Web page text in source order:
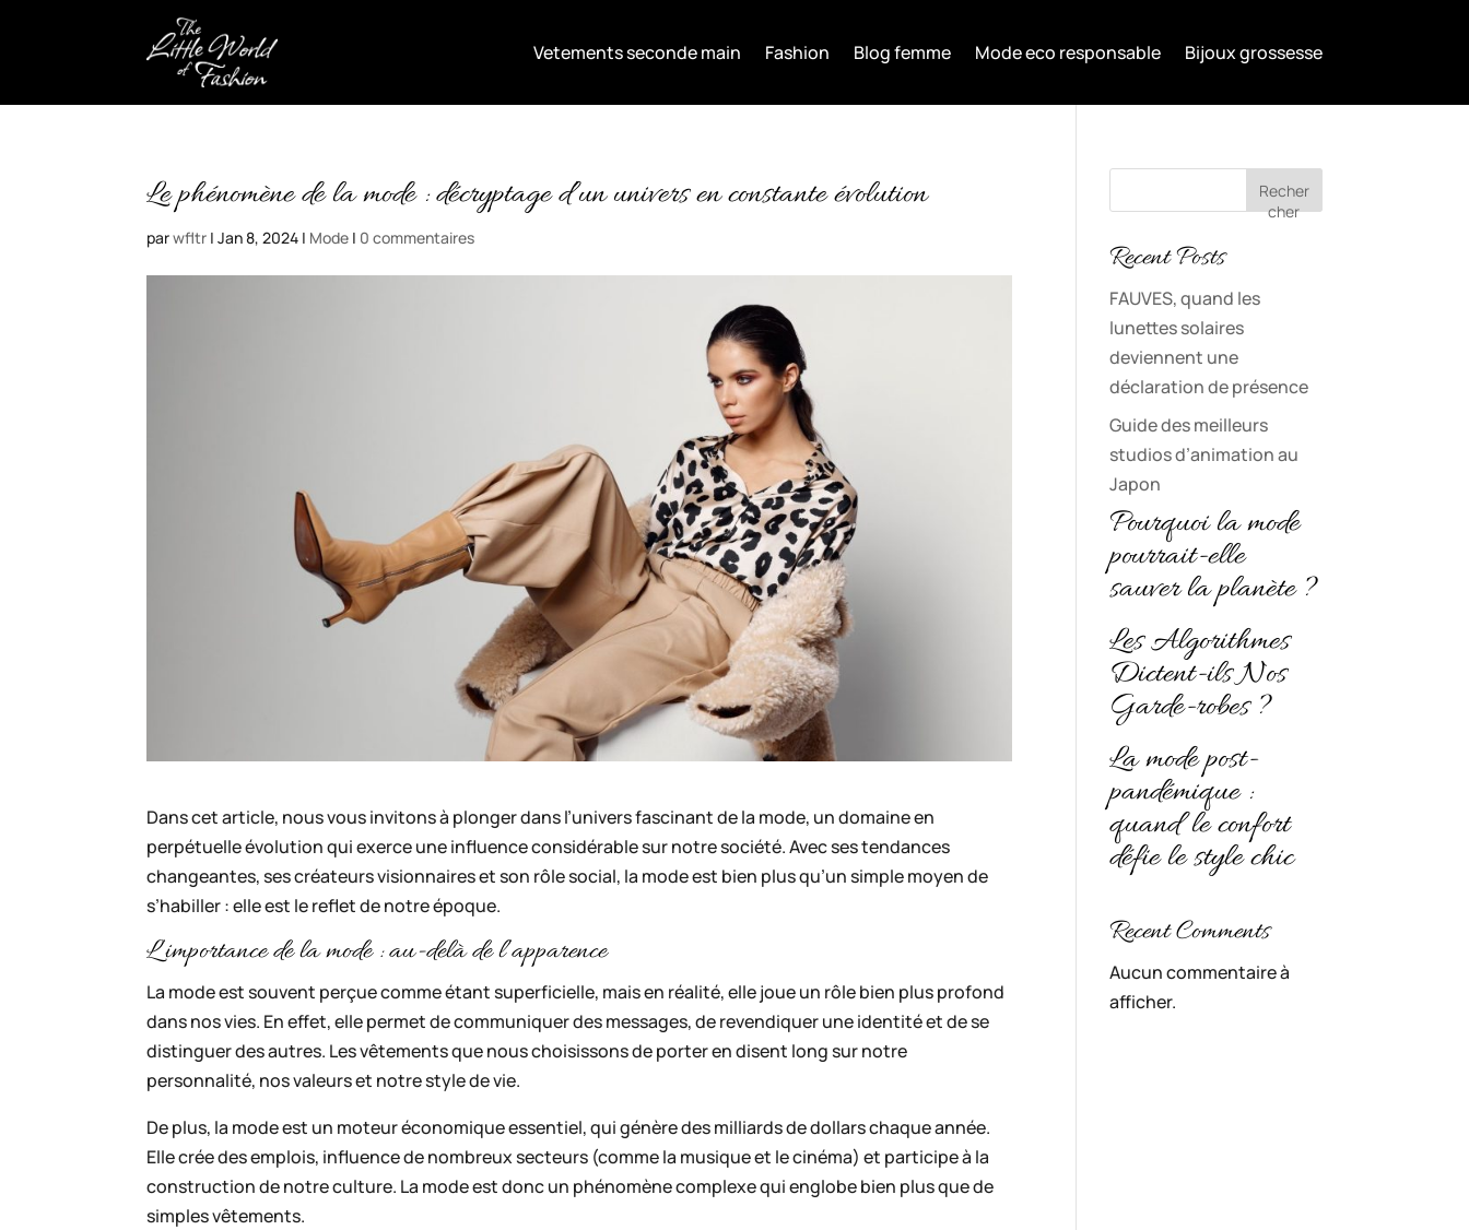
Vetements seconde main Fashion Blog femme Mode eco responsable Bijoux grossesse
Le phénomène de la mode : décryptage d’un univers en constante évolution
parwfltr |Jan 8, 2024 | Mode | 0 commentaires
Dans cet article, nous vous invitons à plonger dans l’univers fascinant de la mode, un domaine en
perpétuelle évolution qui exerce une influence considérable sur notre société. Avec ses tendances
changeantes, ses créateurs visionnaires et son rôle social, la mode est bien plus qu’un simple moyen de
s’habiller : elle est le reflet de notre époque.
L’importance de la mode : au-delà de l’apparence
La mode est souvent perçue comme étant superficielle, mais en réalité, elle joue un rôle bien plus profond
dans nos vies. En effet, elle permet de communiquer des messages, de revendiquer une identité et de se
distinguer des autres. Les vêtements que nous choisissons de porter en disent long sur notre
personnalité, nos valeurs et notre style de vie.
De plus, la mode est un moteur économique essentiel, qui génère des milliards de dollars chaque année.
Elle crée des emplois, influence de nombreux secteurs (comme la musique et le cinéma) et participe à la
construction de notre culture. La mode est donc un phénomène complexe qui englobe bien plus que de
simples vêtements.
Recher
cher
Recent Posts
FAUVES, quand les
lunettes solaires
deviennent une
déclaration de présence
Guide des meilleurs
studios d’animation au
Japon
Pourquoi la mode
pourrait-elle
sauver la planète ?
Les Algorithmes
Dictent-ils Nos
Garde-robes ?
La mode post-
pandémique :
quand le confort
défie le style chic
Recent Comments
Aucun commentaire à
afficher.